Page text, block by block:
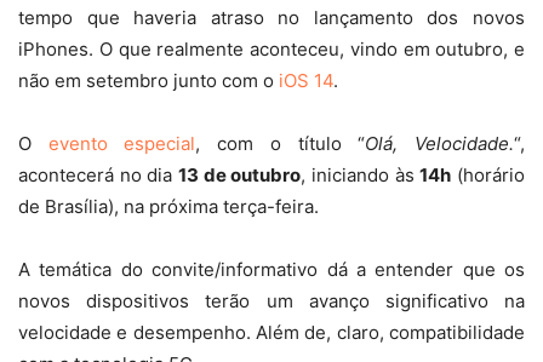
tempo que haveria atraso no lançamento dos novos
iPhones. O que realmente aconteceu, vindo em outubro, e
não em setembro junto com o iOS 14.
O evento especial, com o título “Olá, Velocidade.“,
acontecerá no dia 13 de outubro, iniciando às14h (horário
de Brasília), na próxima terça-feira.
A temática do convite/informativo dá a entender que os
novos dispositivos terão um avanço significativo na
velocidade e desempenho. Além de, claro, compatibilidade